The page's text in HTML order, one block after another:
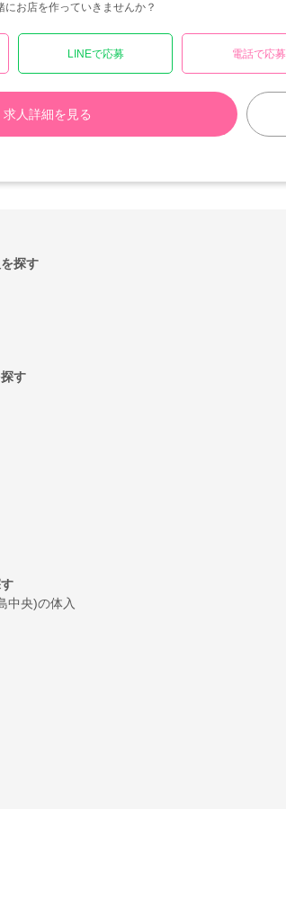
お店を作っていきませんか？
LINEで応募 電話で応募
求人詳細を見る
探す
す
中央)の体入